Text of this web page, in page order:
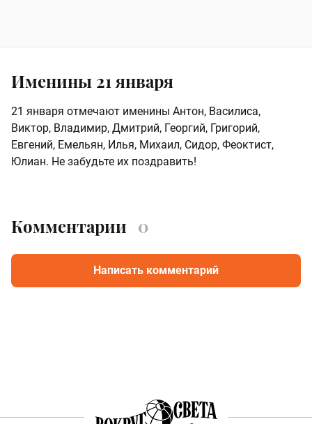
Именины 21 января
21 января отмечают именины Антон, Василиса,
Виктор, Владимир, Дмитрий, Георгий, Григорий,
Евгений, Емельян, Илья, Михаил, Сидор, Феоктист,
Юлиан. Не забудьте их поздравить!
Комментарии 0
Написать комментарий